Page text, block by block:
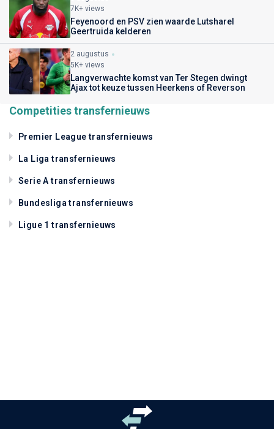
7K+ views
Feyenoord en PSV zien waarde Lutsharel
Geertruida kelderen
2 augustus
5K+ views
Langverwachte komst van Ter Stegen dwingt
Ajax tot keuze tussen Heerkens of Reverson
Competities transfernieuws
Premier League transfernieuws
La Liga transfernieuws
Serie A transfernieuws
Bundesliga transfernieuws
Ligue 1 transfernieuws